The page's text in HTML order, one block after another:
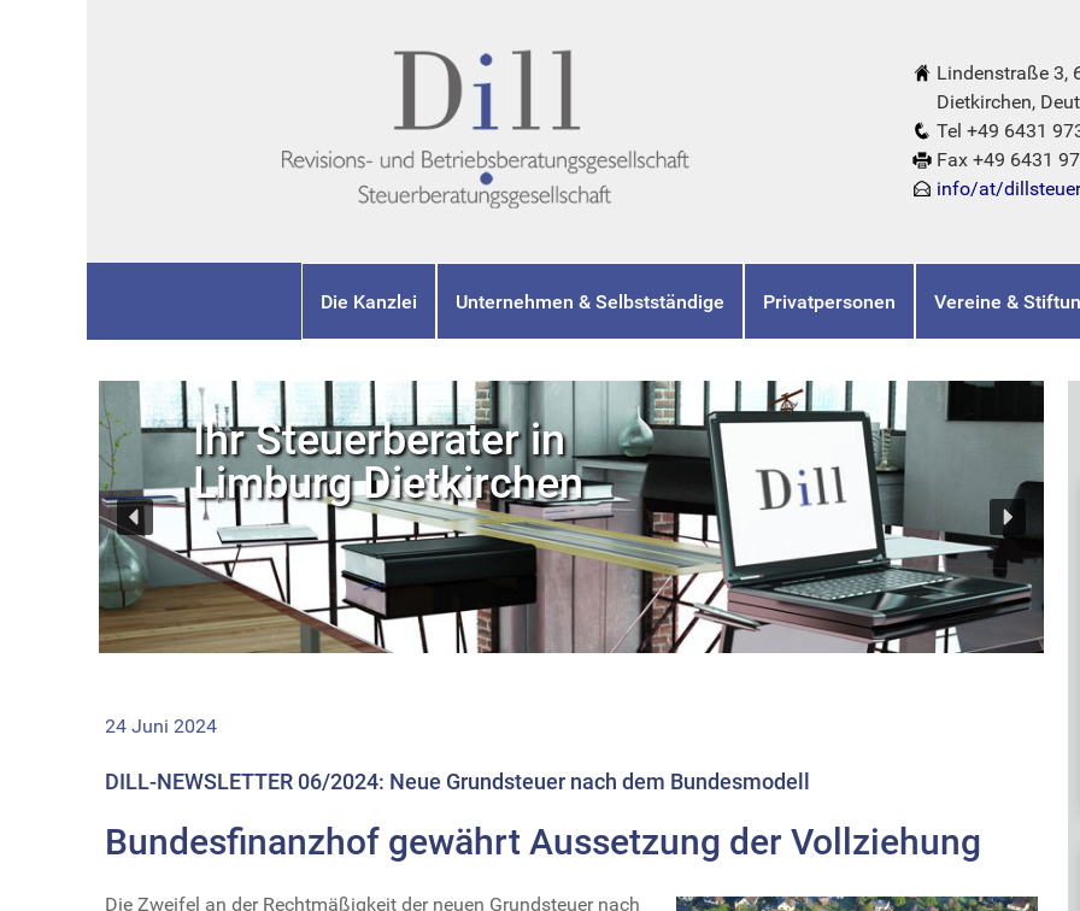
Lindenstraße 3,
Dietkirchen,
Tel +49 6431
Fax +49 6431
info/at/
Die Kanzlei Unternehmen & Selbstständige Privatpersonen Vereine &
Ihr Steuerberater in
Limburg Dietkirchen
24 Juni 2024
DILL-NEWSLETTER 06/2024: Neue Grundsteuer nach dem Bundesmodell
Bundesfinanzhof gewährt Aussetzung der Vollziehung
Die Zweifel an der Rechtmäßigkeit der neuen Grundsteuer nach